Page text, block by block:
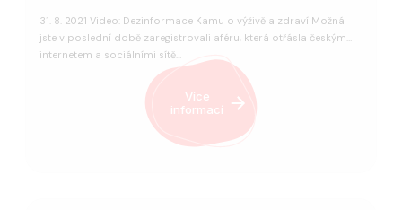
31. 8. 2021 Video: Dezinformace Kamu o výživě a zdraví Možná
jste v poslední době zaregistrovali aféru, která otřásla českým
internetem a sociálními sítě…
Více
informací